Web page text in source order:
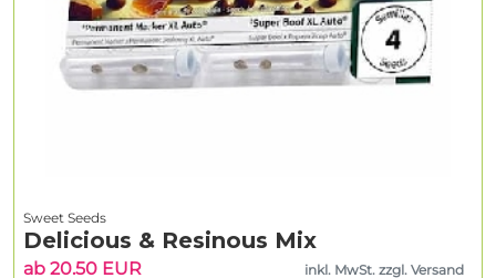
Sweet Seeds
Delicious & Resinous Mix
ab 20.50 EUR inkl. MwSt. zzgl. Versand